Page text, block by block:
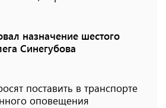
назначение шестого
Синегубова
поставить в транспорте
оповещения